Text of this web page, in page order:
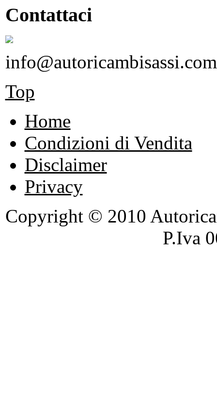
Contattaci
info@autoricambisassi.com
Top
Home
Condizioni di Vendita
Disclaimer
Privacy
Copyright © 2010
P.Iva